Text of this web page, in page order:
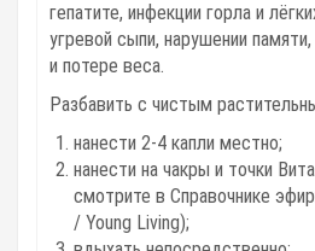
гепатите, инфекции горла и
угревой сыпи, нарушении
и потере веса.
Разбавить с чистым
нанести 2-4 капли местно;
нанести на чакры и точки
смотрите в Справочнике
/ Young Living);